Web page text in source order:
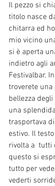
Il pezzo si
titolo nasce
chitarra ed
mio vicino
si è aperta
indietro agli
Festivalbar.
troverete
bellezza
una
trasportava
estivo. Il
rivolta a  tutti
questo si
tutto per
vederti